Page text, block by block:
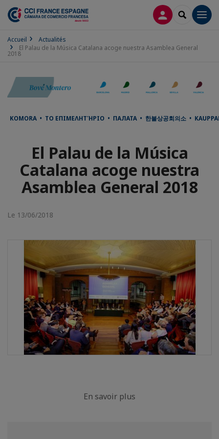
CONNEXION
Accueil
Actualités
El Palau de la Música Catalana acoge nuestra Asamblea General
2018
KOMORA • ΤΟ ΕΠΙΜΕΛΗΤΉΡΙΟ • ПАЛАТА • 한불상공회의소 •
El Palau de la Música
Catalana acoge nuestra
Asamblea General 2018
Le 13/06/2018
En savoir plus